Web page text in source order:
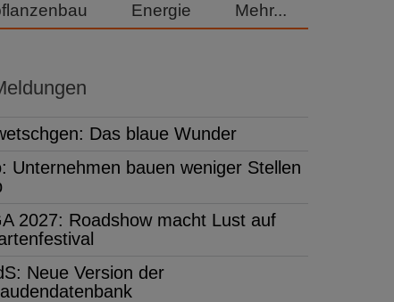
Energie Mehr...
Das blaue Wunder
Unternehmen bauen weniger Stellen
2027: Roadshow macht Lust auf
Neue Version der